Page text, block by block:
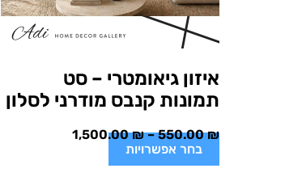
איזון גיאומטרי – סט
תמונות קנבס מודרני לסלון
550.00₪
–
1,500.00₪
בחר אפשרויות